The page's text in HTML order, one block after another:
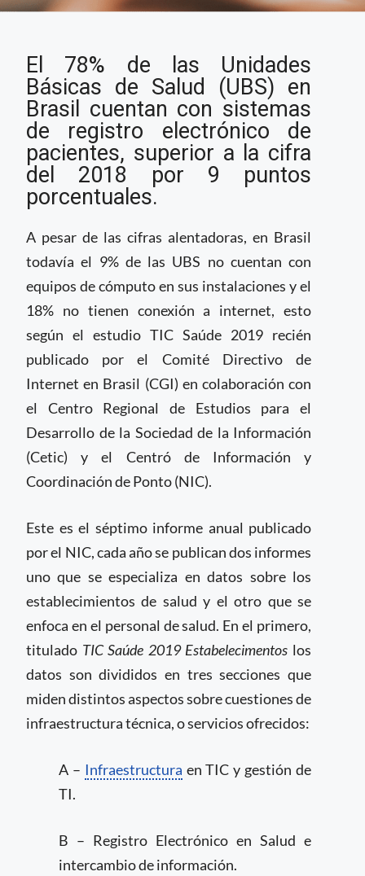
telesalud en Brasil
indica avances en el
registro electrónico de
pacientes
El 78% de las Unidades
Básicas de Salud (UBS) en
Brasil cuentan con sistemas
de registro electrónico de
pacientes, superior a la cifra
del 2018 por 9 puntos
porcentuales.
A pesar de las cifras alentadoras, en Brasil
todavía el 9% de las UBS no cuentan con
equipos de cómputo en sus instalaciones y el
18% no tienen conexión a internet, esto
según el estudio TIC Saúde 2019 recién
publicado por el Comité Directivo de
Internet en Brasil (CGI) en colaboración con
el Centro Regional de Estudios para el
Desarrollo de la Sociedad de la Información
(Cetic) y el Centró de Información y
Coordinación de Ponto (NIC).
Este es el séptimo informe anual publicado
por el NIC, cada año se publican dos informes
uno que se especializa en datos sobre los
establecimientos de salud y el otro que se
enfoca en el personal de salud. En el primero,
titulado TIC Saúde 2019 Estabelecimentos los
datos son divididos en tres secciones que
miden distintos aspectos sobre cuestiones de
infraestructura técnica, o servicios ofrecidos:
A – Infraestructura en TIC y gestión de
TI.
B – Registro Electrónico en Salud e
intercambio de información.